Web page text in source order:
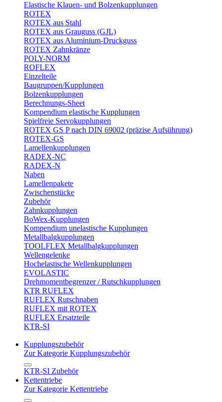
Elastische Klauen- und Bolzenkupplungen
ROTEX
ROTEX aus Stahl
ROTEX aus Grauguss (GJL)
ROTEX aus Aluminium-Druckguss
ROTEX Zahnkränze
POLY-NORM
ROFLEX
Einzelteile
Baugruppen/Kupplungen
Bolzenkupplungen
Berechnungs-Sheet
Kompendium elastische Kupplungen
Spielfreie Servokupplungen
ROTEX GS P nach DIN 69002 (präzise Aufsührung)
ROTEX-GS
Lamellenkupplungen
RADEX-NC
RADEX-N
Naben
Lamellenpakete
Zwischenstücke
Zubehör
Zahnkupplungen
BoWex-Kupplungen
Kompendium unelastische Kupplungen
Metallbalgkupplungen
TOOLFLEX Metallbalgkupplungen
Wellengelenke
Hochelastische Wellenkupplungen
EVOLASTIC
Drehmomentbegrenzer / Rutschkupplungen
KTR RUFLEX
RUFLEX Rutschnaben
RUFLEX mit ROTEX
RUFLEX Ersatzteile
KTR-SI
Kupplungszubehör
Zur Kategorie Kupplungszubehör
KTR-SI Zubehör
Kettentriebe
Zur Kategorie Kettentriebe